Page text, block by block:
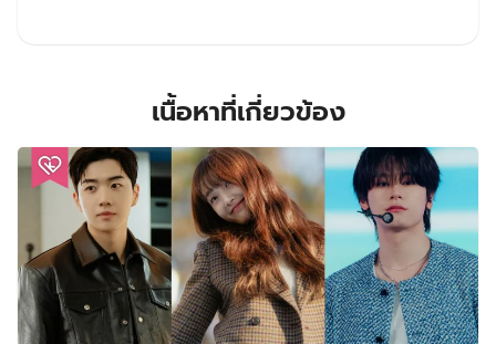
เนื้อหาที่เกี่ยวข้อง